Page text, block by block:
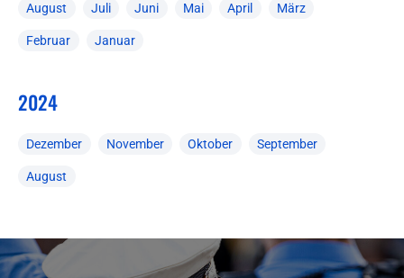
August Juli Juni Mai April März
Februar Januar
2024
Dezember November Oktober September
August